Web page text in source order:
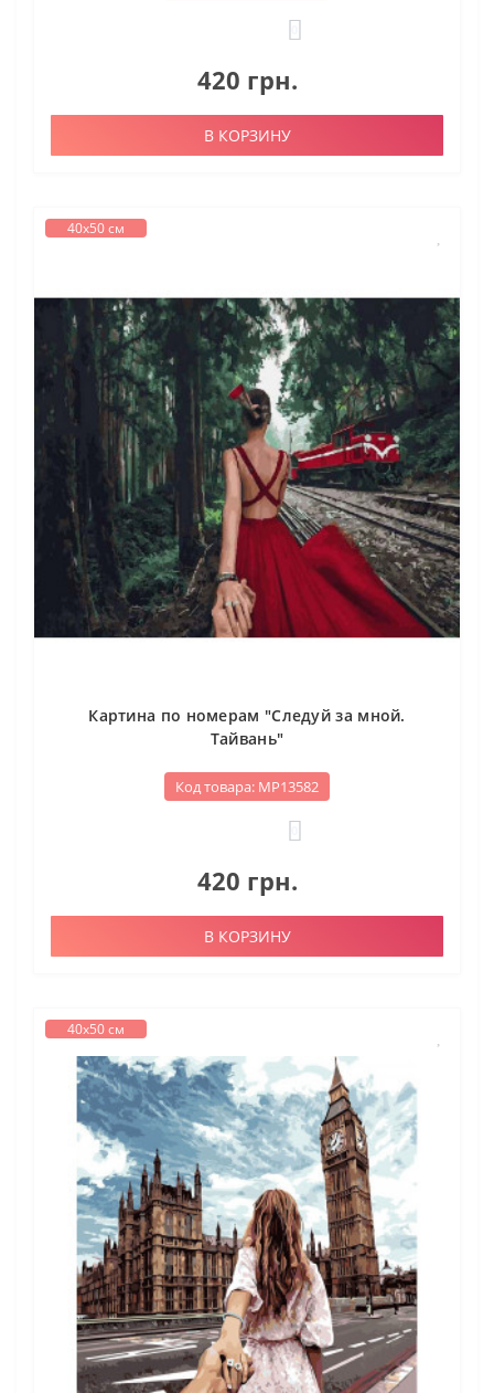
420 грн.
В КОРЗИНУ
40х50 см
Картина по номерам "Следуй за мной.
Тайвань"
Код товара: МР13582
420 грн.
В КОРЗИНУ
40х50 см